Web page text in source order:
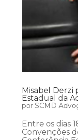
Misabel Derzi
Estadual da
por SCMD
Entre os dias
Convenções